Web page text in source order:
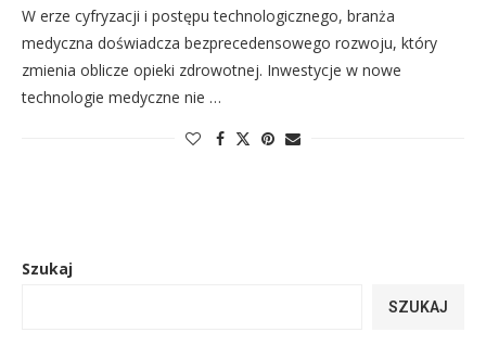
W erze cyfryzacji i postępu technologicznego, branża
medyczna doświadcza bezprecedensowego rozwoju, który
zmienia oblicze opieki zdrowotnej. Inwestycje w nowe
technologie medyczne nie …
Szukaj
SZUKAJ